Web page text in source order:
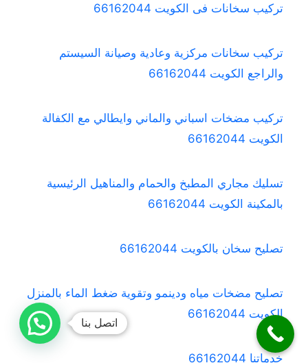
تركيب سخانات فى الكويت 66162044
تركيب سخانات مركزية وعادية وصيانة السيستم
والراجع الكويت 66162044
تركيب مضخات اسباني والماني وايطالي مع الكفالة
الكويت 66162044
تسليك مجاري المطبخ والحمام والمناهيل الرئيسية
بالمكينة الكويت 66162044
تصليح سخان بالكويت 66162044
تصليح مضخات مياه ودينمو وتقوية ضغط الماء بالمنزل
الكويت 66162044
خدماتنا 66162044
اتصل بنا